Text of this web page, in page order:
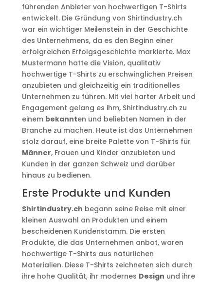
führenden Anbieter von hochwertigen T-Shirts
entwickelt. Die Gründung von Shirtindustry.ch
war ein wichtiger Meilenstein in der Geschichte
des Unternehmens, da es den Beginn einer
erfolgreichen Erfolgsgeschichte markierte. Max
Mustermann hatte die Vision, qualitativ
hochwertige T-Shirts zu erschwinglichen Preisen
anzubieten und gleichzeitig ein traditionelles
Unternehmen zu führen. Mit viel harter Arbeit und
Engagement gelang es ihm, Shirtindustry.ch zu
einem bekannten und beliebten Namen in der
Branche zu machen. Heute ist das Unternehmen
stolz darauf, eine breite Palette von T-Shirts für
Männer, Frauen und Kinder anzubieten und
Kunden in der ganzen Schweiz und darüber
hinaus zu bedienen.
Erste Produkte und Kunden
Shirtindustry.ch begann seine Reise mit einer
kleinen Auswahl an Produkten und einem
bescheidenen Kundenstamm. Die ersten
Produkte, die das Unternehmen anbot, waren
hochwertige T-Shirts aus natürlichen
Materialien. Diese T-Shirts zeichneten sich durch
ihre hohe Qualität, ihr modernes Design und ihre